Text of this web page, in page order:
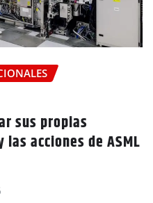
sus propias
acciones de ASML